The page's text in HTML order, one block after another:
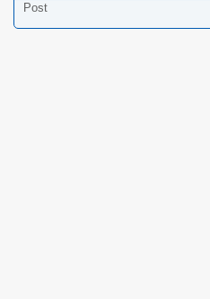
Post